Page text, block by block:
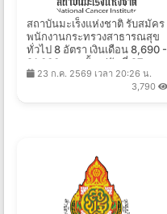
สถาบันมะเร็งแห่งชาติ รับสมัคร
พนักงานกระทรวงสาธารณสุข
ทั่วไป 8 อัตรา เงินเดือน 8,690 -
21,000 บาท ตั้งแต่วันที่ 27 ก.ค.
- 10 ส.ค. 2569
23 ก.ค. 2569 เวลา 20:26 น.
3,790